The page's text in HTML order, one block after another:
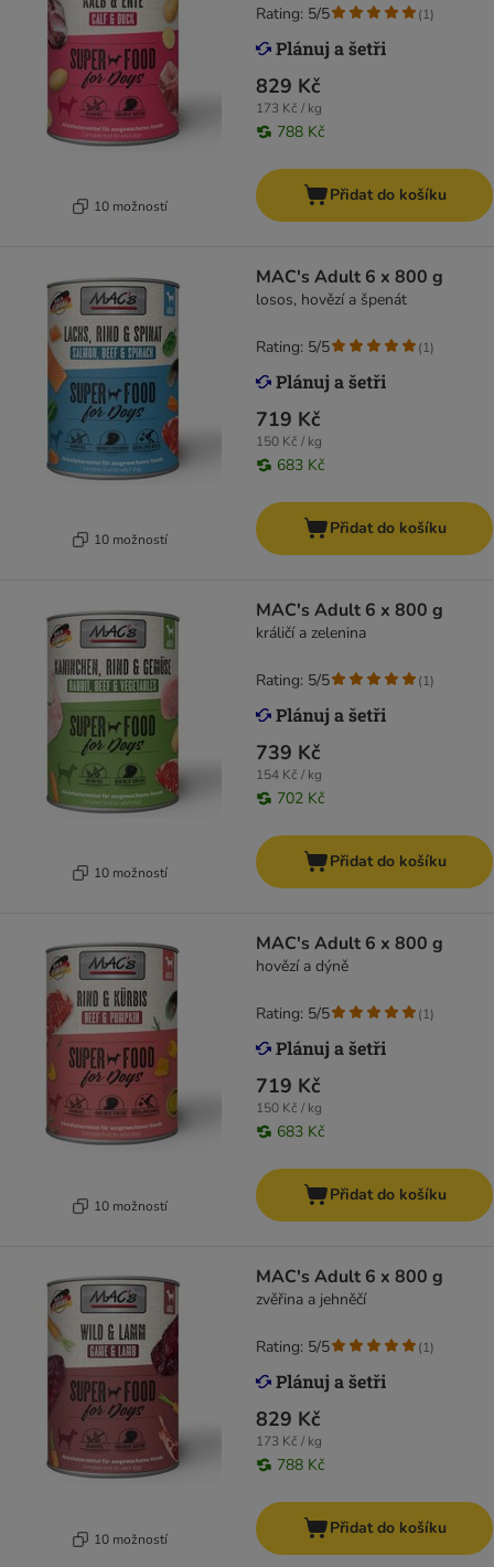
10 možností
829 Kč
173 Kč / kg
788 Kč
Rating: 5/5 (1)
Přidat do košíku
10 možností
MAC's Adult 6 x 800 g
losos, hovězí a špenát
719 Kč
150 Kč / kg
683 Kč
Rating: 5/5 (1)
Přidat do košíku
10 možností
MAC's Adult 6 x 800 g
králičí a zelenina
739 Kč
154 Kč / kg
702 Kč
Rating: 5/5 (1)
Přidat do košíku
10 možností
MAC's Adult 6 x 800 g
hovězí a dýně
719 Kč
150 Kč / kg
683 Kč
Rating: 5/5 (1)
Přidat do košíku
10 možností
MAC's Adult 6 x 800 g
zvěřina a jehněčí
829 Kč
173 Kč / kg
788 Kč
Rating: 5/5 (1)
Přidat do košíku